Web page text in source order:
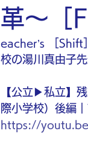
革〜［
eacher’s ［Shift
校の湯川真由子先
【公立▶︎私立】
際小学校）後編
https://